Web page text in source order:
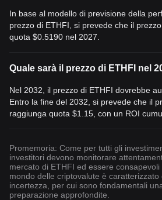
l'innovazione e la crescente
blockchain per migliorare le funzionalità
l'adozione delle criptovalute.
“Dove posso acquistare ETHFI?” Puoi
da usare dedicata agli appassionati di
Articoli correlati s u
In base al modello di previsione della
prezzo di ETHFI, si prevede che il
quota $0.5190 nel 2027.
Quale sarà il prezzo di ETHFI nel
Nel 2032, il prezzo di ETHFI dovrebbe
Entro la fine del 2032, si prevede che il
raggiunga quota $1.15 , con un ROI
Promemoria: Come per tutti gli
investitori devono monitorare
mercato di ETHFI ed essere
mondo delle criptovalute è caratterizzato
incertezza, per cui sono fondamentali
preparazione approfondite.